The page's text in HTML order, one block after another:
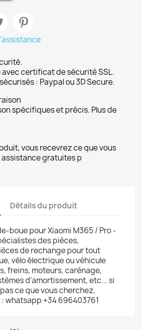
certificat de sécurité SSL.
: Paypal ou 3D Secure.
spécifiques et précis. Plus de
vous recevrez ce que vous
gratuites p
Détails du produit
boue pour Xiaomi M365 / Pro -
des pièces,
de rechange pour tout
vélo électrique ou véhicule
freins, moteurs, carénage,
d'amortissement, etc... si
ce que vous cherchez,
whatsapp +34 696403761